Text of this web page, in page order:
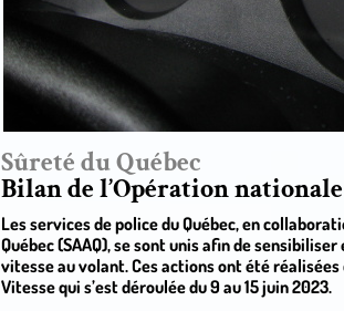
Sûreté du Québec
Bilan de l’Opération
Les services de police du Québec, en
Québec (SAAQ), se sont unis afin de
vitesse au volant. Ces actions ont été
Vitesse qui s’est déroulée du 9 au 15 juin 2023.